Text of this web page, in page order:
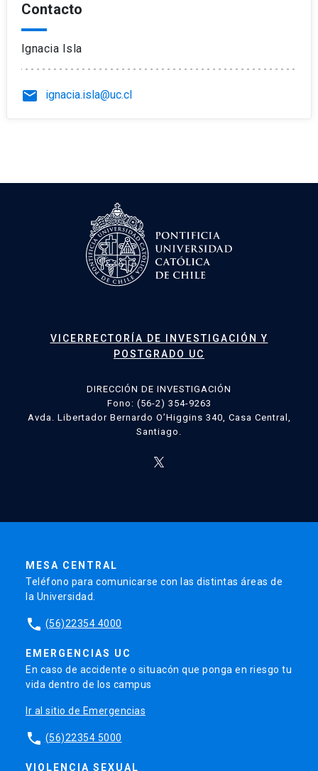
Contacto
Ignacia Isla
email ignacia.isla@uc.cl
VICERRECTORÍA DE INVESTIGACIÓN Y
POSTGRADO UC
DIRECCIÓN DE INVESTIGACIÓN
Fono: (56-2) 354-9263
Avda. Libertador Bernardo O’Higgins 340, Casa Central,
Santiago.
MESA CENTRAL
Teléfono para comunicarse con las distintas áreas de
la Universidad.
phone (56)22354 4000
EMERGENCIAS UC
En caso de accidente o situacón que ponga en riesgo tu
vida dentro de los campus
Ir al sitio de Emergencias
phone (56)22354 5000
VIOLENCIA SEXUAL